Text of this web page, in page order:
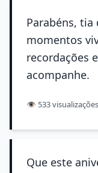
Parabéns, tia
momentos
recordações
acompanhe.
👁️ 533 visualizações
Que este